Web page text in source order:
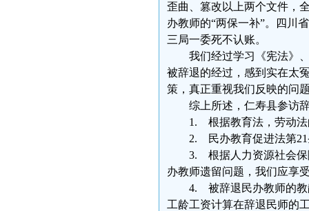
歪曲、篡改以上两个文件，
办教师的“两保一补”。四川
三局一委死不认账。
我们经过学习《宪法》、
被辞退的经过，感到实在太
策，真正重视我们反映的问
综上所述，仁寿县参访辞
1. 根据教育法，劳动法的
2. 民办教育促进法第21条
3. 根据人力资源社会保障
办教师遗留问题，我们应享
4. 被辞退民办教师的教龄
工龄工资计算在辞退民师的